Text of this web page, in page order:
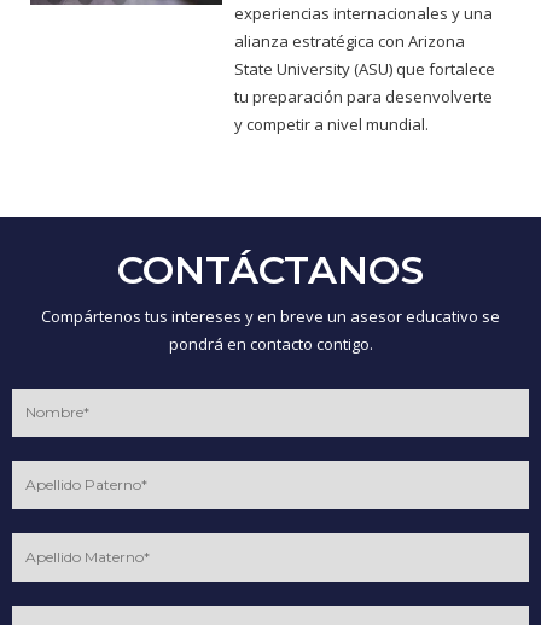
experiencias internacionales y una
alianza estratégica con Arizona
State University (ASU) que fortalece
tu preparación para desenvolverte
y competir a nivel mundial.
CONTÁCTANOS
Compártenos tus intereses y en breve un asesor educativo se
pondrá en contacto contigo.